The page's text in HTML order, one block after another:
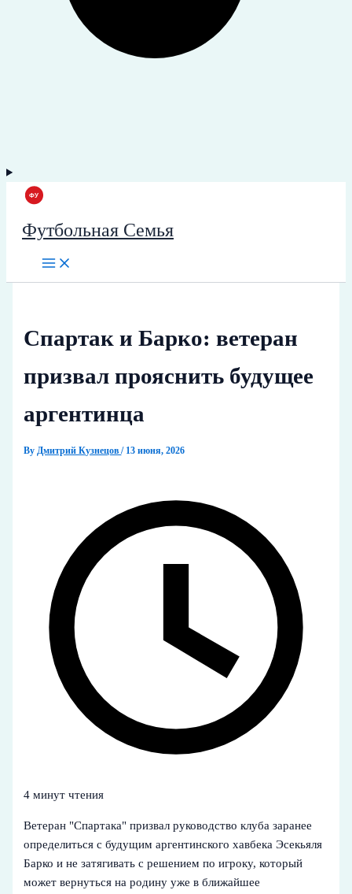
Футбольная Семья
Спартак и Барко: ветеран
призвал прояснить будущее
аргентинца
ByДмитрий Кузнецов/ 13 июня, 2026
4 минут чтения
Ветеран "Спартака" призвал руководство клуба заранее
определиться с будущим аргентинского хавбека Эсекьяля
Барко и не затягивать с решением по игроку, который
может вернуться на родину уже в ближайшее